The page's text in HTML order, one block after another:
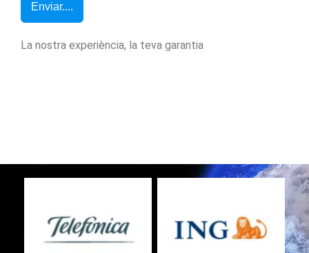
Enviar....
La nostra experiència, la teva garantia
No Caption No Caption